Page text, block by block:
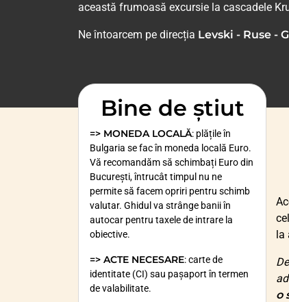
această frumoasă excursie la cascadele
Ne întoarcem pe direcția Levski - Ruse -
Bine de știut
=> MONEDA LOCALĂ: plățile în
Bulgaria se fac în moneda locală Euro.
Vă recomandăm să schimbați Euro din
București, întrucât timpul nu ne
permite să facem opriri pentru schimb
valutar. Ghidul va strânge banii în
autocar pentru taxele de intrare la
obiective.
=> ACTE NECESARE: carte de
identitate (CI) sau pașaport în termen
de valabilitate.
o